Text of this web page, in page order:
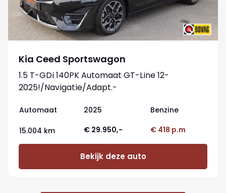
Kia Ceed Sportswagon
1.5 T-GDi 140PK Automaat GT-Line 12-
2025!/Navigatie/Adapt.-
Automaat 2025 Benzine
15.004 km € 29.950,- € 418 p.m
Bekijk deze auto